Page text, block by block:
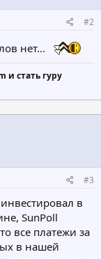
#2
нет...
и стать гуру
#3
в
SunPoll
все платежи за
в нашей